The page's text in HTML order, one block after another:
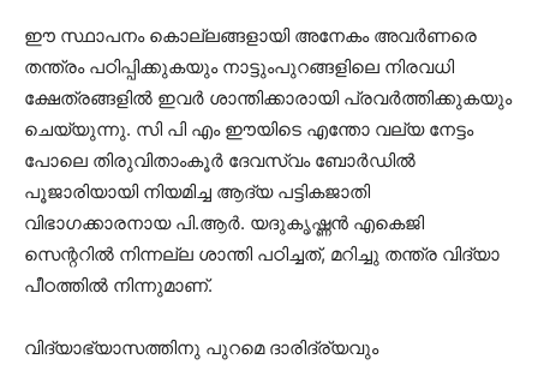
ഈ സ്ഥാപനം കൊല്ലങ്ങളായി അനേകം അവർണരെ
തന്ത്രം പഠിപ്പിക്കുകയും നാട്ടുംപുറങ്ങളിലെ നിരവധി
ക്ഷേത്രങ്ങളിൽ ഇവർ ശാന്തിക്കാരായി പ്രവർത്തിക്കുകയും
ചെയ്യുന്നു. സി പി എം ഈയിടെ എന്തോ വല്യ നേട്ടം
പോലെ തിരുവിതാംകൂര്‍ ദേവസ്വം ബോര്‍ഡില്‍
പൂജാരിയായി നിയമിച്ച ആദ്യ പട്ടികജാതി
വിഭാഗക്കാരനായ പി.ആര്‍. യദുകൃഷ്ണന്‍ എകെജി
സെന്ററിൽ നിന്നല്ല ശാന്തി പഠിച്ചത്, മറിച്ചു തന്ത്ര വിദ്യാ
പീഠത്തിൽ നിന്നുമാണ്.
വിദ്യാഭ്യാസത്തിനു പുറമെ ദാരിദ്ര്യവും